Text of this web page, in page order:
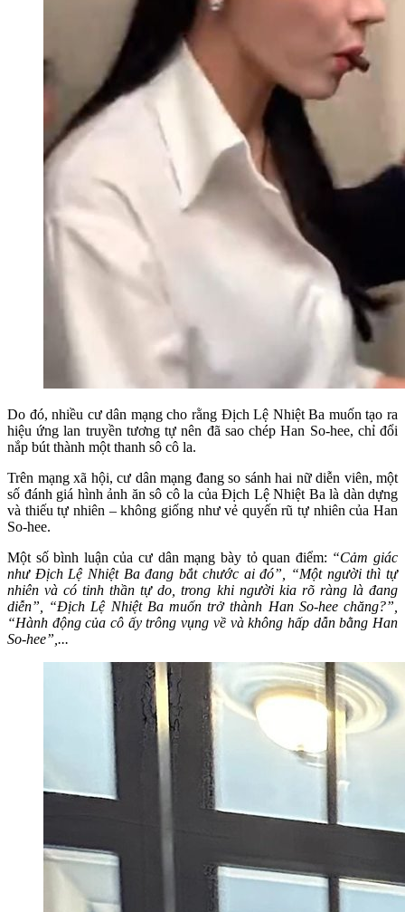
Do đó, nhiều cư dân mạng cho rằng Địch Lệ Nhiệt Ba muốn tạo ra
hiệu ứng lan truyền tương tự nên đã sao chép Han So-hee, chỉ đổi
nắp bút thành một thanh sô cô la.
Trên mạng xã hội, cư dân mạng đang so sánh hai nữ diễn viên, một
số đánh giá hình ảnh ăn sô cô la của Địch Lệ Nhiệt Ba là dàn dựng
và thiếu tự nhiên – không giống như vẻ quyến rũ tự nhiên của Han
So-hee.
Một số bình luận của cư dân mạng bày tỏ quan điểm: “Cảm giác
như Địch Lệ Nhiệt Ba đang bắt chước ai đó”, “Một người thì tự
nhiên và có tinh thần tự do, trong khi người kia rõ ràng là đang
diễn”, “Địch Lệ Nhiệt Ba muốn trở thành Han So-hee chăng?”,
“Hành động của cô ấy trông vụng về và không hấp dẫn bằng Han
So-hee”,...